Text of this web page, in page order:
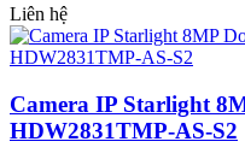
Liên hệ
Camera IP Starlight
HDW2831TMP-AS-S2